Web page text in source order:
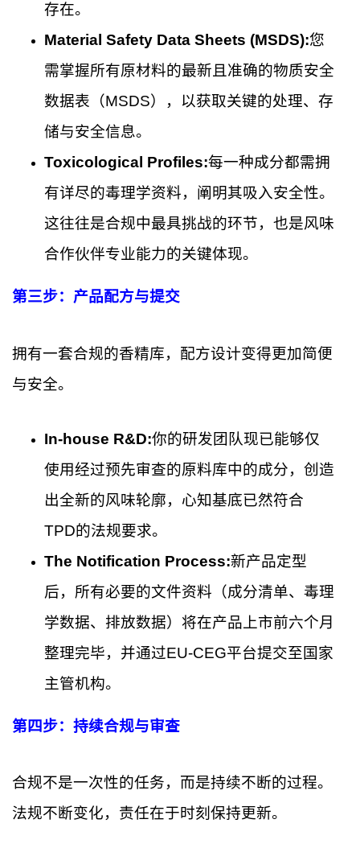
存在。
Material Safety Data Sheets (MSDS):您
需掌握所有原材料的最新且准确的物质安全
数据表（MSDS），以获取关键的处理、存
储与安全信息。
Toxicological Profiles:每一种成分都需拥
有详尽的毒理学资料，阐明其吸入安全性。
这往往是合规中最具挑战的环节，也是风味
合作伙伴专业能力的关键体现。
第三步：产品配方与提交
拥有一套合规的香精库，配方设计变得更加简便
与安全。
In-house R&D:你的研发团队现已能够仅
使用经过预先审查的原料库中的成分，创造
出全新的风味轮廓，心知基底已然符合
TPD的法规要求。
The Notification Process:新产品定型
后，所有必要的文件资料（成分清单、毒理
学数据、排放数据）将在产品上市前六个月
整理完毕，并通过EU-CEG平台提交至国家
主管机构。
第四步：持续合规与审查
合规不是一次性的任务，而是持续不断的过程。
法规不断变化，责任在于时刻保持更新。